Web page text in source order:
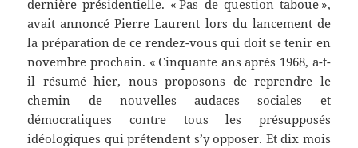
dernière présidentielle. « Pas de question taboue »,
avait annoncé Pierre Laurent lors du lancement de
la préparation de ce rendez-vous qui doit se tenir en
novembre prochain. « Cinquante ans après 1968, a-t-
il résumé hier, nous proposons de reprendre le
chemin de nouvelles audaces sociales et
démocratiques contre tous les présupposés
idéologiques qui prétendent s’y opposer. Et dix mois